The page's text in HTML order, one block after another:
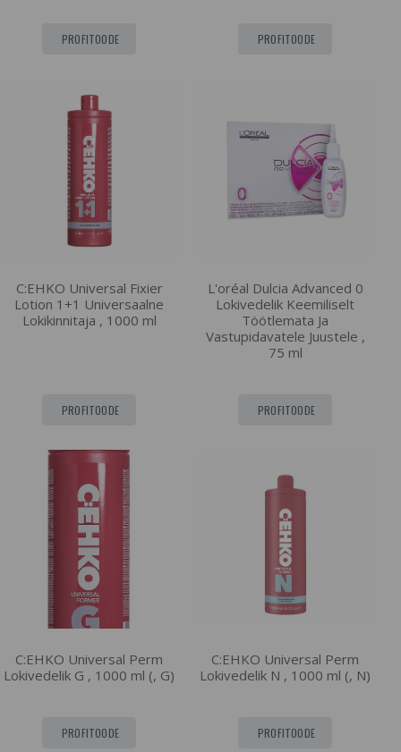
PROFITOODE PROFITOODE
C:EHKO Universal Fixier
Lotion 1+1 Universaalne
Lokikinnitaja , 1000 ml
PROFITOODE
L'oréal Dulcia Advanced 0
Lokivedelik Keemiliselt
Töötlemata Ja
Vastupidavatele Juustele ,
75 ml
PROFITOODE
C:EHKO Universal Perm
Lokivedelik G , 1000 ml (, G)
PROFITOODE
C:EHKO Universal Perm
Lokivedelik N , 1000 ml (, N)
PROFITOODE